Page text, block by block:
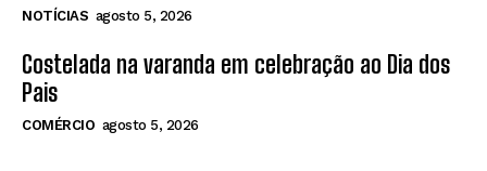
NOTÍCIAS agosto 5, 2026
Costelada na varanda em celebração ao Dia dos
Pais
COMÉRCIO agosto 5, 2026